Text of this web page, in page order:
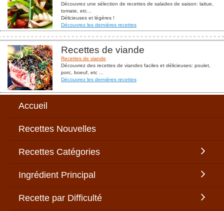
Découvrez une sélection de recettes de salades de saison: laitue,
tomate, etc...
Délicieuses et légères !
Découvrez les dernières recettes
Recettes de viande
Recettes de viande
Découvrez des recettes de viandes faciles et délicieuses: poulet,
porc, boeuf, etc ...
Découvrez les dernières recettes
Accueil
Recettes Nouvelles
Recettes Catégories
Ingrédient Principal
Recette par Difficulté